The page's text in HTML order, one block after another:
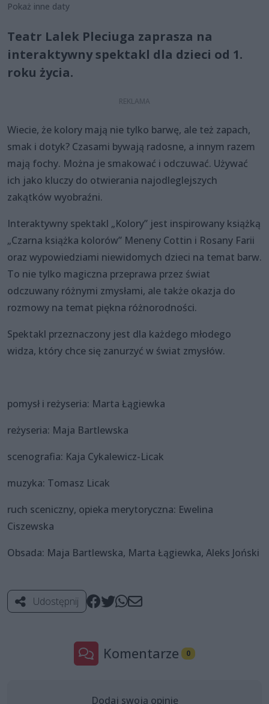
Pokaż inne daty
Teatr Lalek Pleciuga zaprasza na
interaktywny spektakl dla dzieci od 1.
roku życia.
Wiecie, że kolory mają nie tylko barwę, ale też zapach,
smak i dotyk? Czasami bywają radosne, a innym razem
mają fochy. Można je smakować i odczuwać. Używać
ich jako kluczy do otwierania najodleglejszych
zakątków wyobraźni.
Interaktywny spektakl „Kolory” jest inspirowany książką
„Czarna książka kolorów” Meneny Cottin i Rosany Farii
oraz wypowiedziami niewidomych dzieci na temat barw.
To nie tylko magiczna przeprawa przez świat
odczuwany różnymi zmysłami, ale także okazja do
rozmowy na temat piękna różnorodności.
Spektakl przeznaczony jest dla każdego młodego
widza, który chce się zanurzyć w świat zmysłów.
pomysł i reżyseria: Marta Łągiewka
reżyseria: Maja Bartlewska
scenografia: Kaja Cykalewicz-Licak
muzyka: Tomasz Licak
ruch sceniczny, opieka merytoryczna: Ewelina
Ciszewska
Obsada: Maja Bartlewska, Marta Łągiewka, Aleks Joński
Udostępnij
Komentarze 0
Dodaj swoją opinię